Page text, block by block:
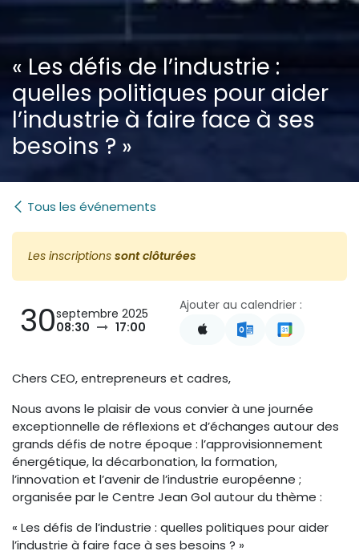
« Les défis de l’industrie :
quelles politiques pour aider
l’industrie à faire face à ses
besoins ? »
Tous les événements
Les inscriptions sont clôturées
30septembre 2025
08:30
17:00
Ajouter au calendrier :
Chers CEO, entrepreneurs et cadres,
Nous avons le plaisir de vous convier à une journée
exceptionnelle de réflexions et d’échanges autour des
grands défis de notre époque : l’approvisionnement
énergétique, la décarbonation, la formation,
l’innovation et l’avenir de l’industrie européenne ;
organisée par le Centre Jean Gol autour du thème :
« Les défis de l’industrie : quelles politiques pour aider
l’industrie à faire face à ses besoins ? »